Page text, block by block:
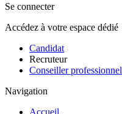
Se connecter
Accédez à votre espace dédié
Candidat
Recruteur
Conseiller professionnel
Navigation
Accueil